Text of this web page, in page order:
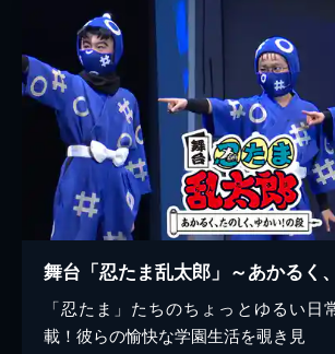
「忍たま」たちのちょっとゆるい日
載！彼らの愉快な学園生活を覗き見